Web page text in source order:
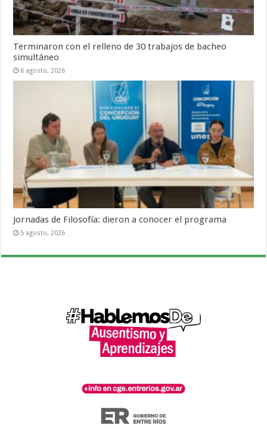
Terminaron con el relleno de 30 trabajos de bacheo
simultáneo
6 agosto, 2026
Jornadas de Filosofía: dieron a conocer el programa
5 agosto, 2026